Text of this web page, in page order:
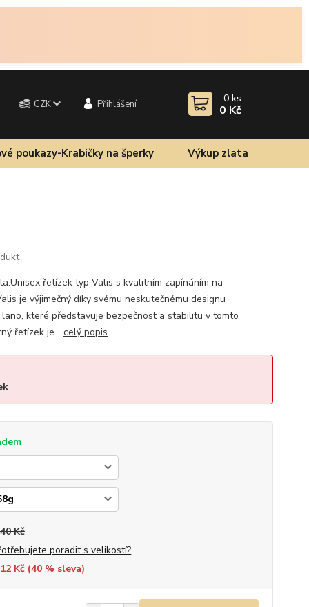
CZK Přihlášení 0 ks
0 Kč
poukazy-Krabičky na šperky Výkup zlata
řetízek typ Valis s kvalitním zapínáním na
je výjimečný díky svému neskutečnému designu
které představuje bezpečnost a stabilitu v tomto
řetízek je... celý popis
Kč
poradit s velikostí?
Kč (40% sleva)